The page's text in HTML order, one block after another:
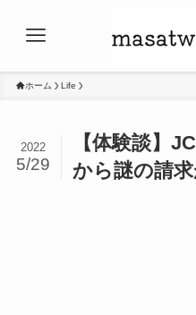
ホーム Life
【体験談】
から謎の請
2022
5/29